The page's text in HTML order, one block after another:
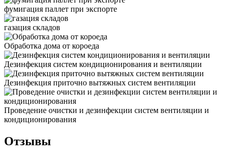
фумигация паллет при экспорте
газация складов
Обработка дома от короеда
Дезинфекция систем кондиционирования и вентиляции
Дезинфекция приточно вытяжных систем вентиляции
Проведение очистки и дезинфекции систем вентиляции и
кондиционирования
Отзывы